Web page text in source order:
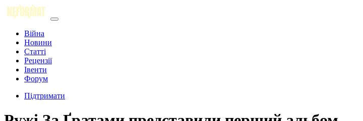
Війна
Новини
Статті
Рецензії
Івенти
Форум
Підтримати